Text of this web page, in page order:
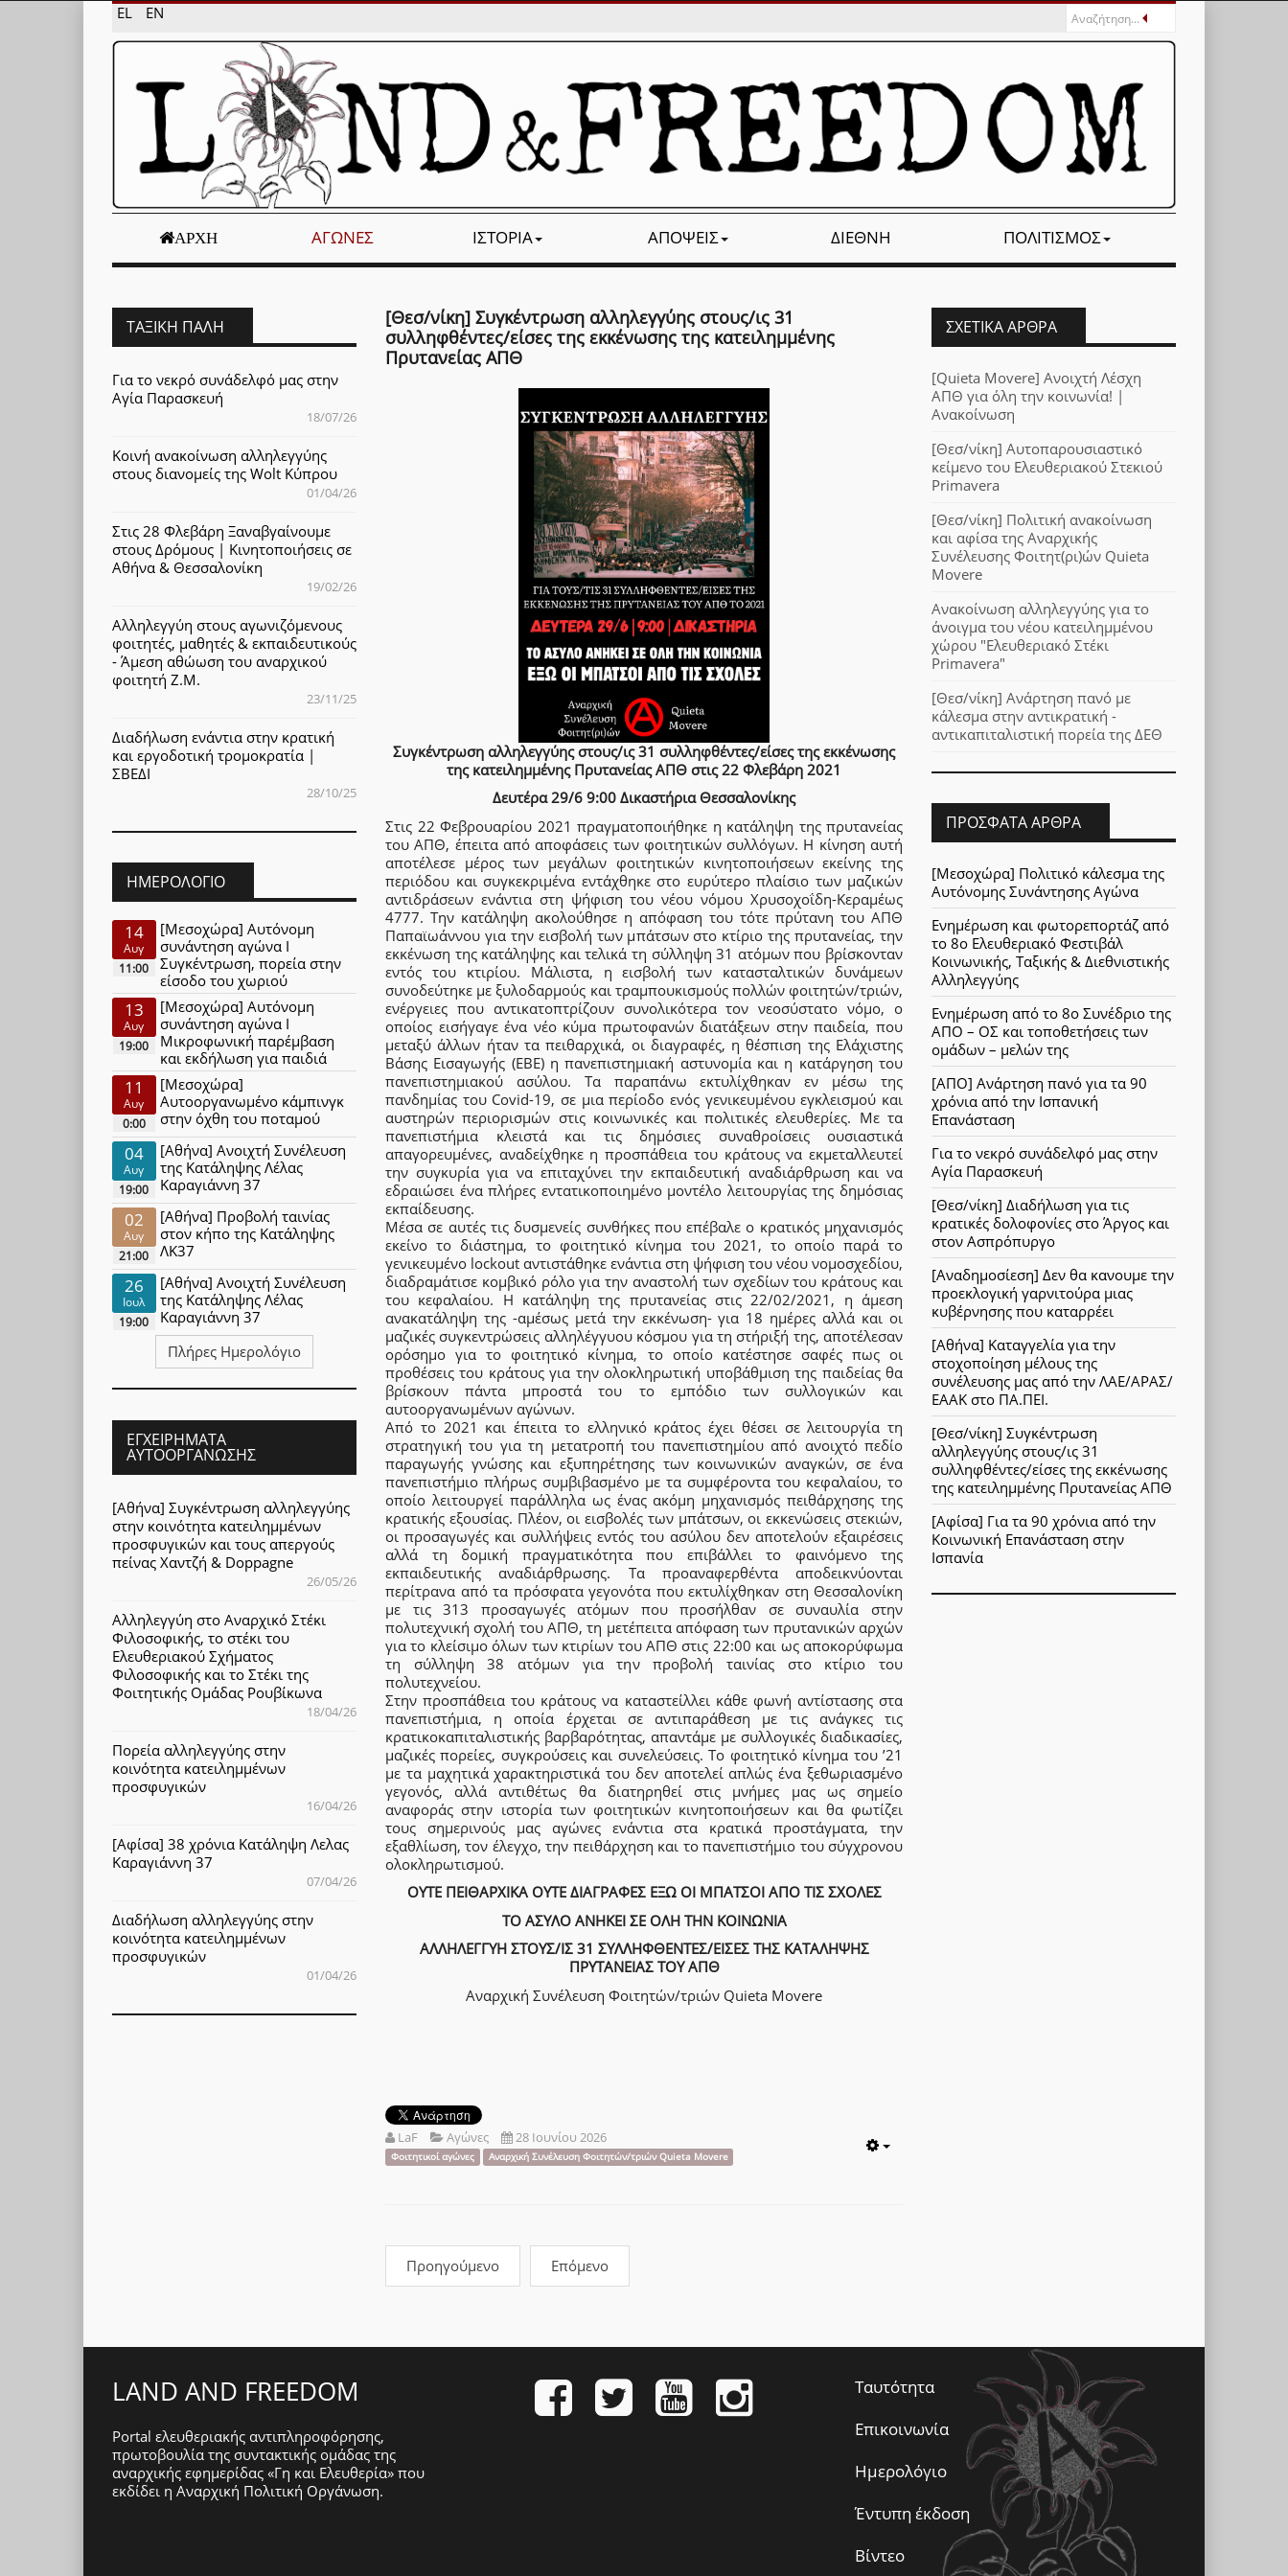
EL EN
ΑΡΧΉ ΑΓΏΝΕΣ ΙΣΤΟΡΊΑ ΑΠΌΨΕΙΣ ΔΙΕΘΝΉ ΠΟΛΙΤΙΣΜΌΣ
[Θεσ/νίκη] Συγκέντρωση αλληλεγγύης στους/ις 31
συλληφθέντες/είσες της εκκένωσης της κατειλημμένης
Πρυτανείας ΑΠΘ
Συγκέντρωση αλληλεγγύης στους/ις 31 συλληφθέντες/είσες της εκκένωσης
της κατειλημμένης Πρυτανείας ΑΠΘ στις 22 Φλεβάρη 2021
Δευτέρα 29/6 9:00 Δικαστήρια Θεσσαλονίκης
Στις 22 Φεβρουαρίου 2021 πραγματοποιήθηκε η κατάληψη της πρυτανείας
του ΑΠΘ, έπειτα από αποφάσεις των φοιτητικών συλλόγων. Η κίνηση αυτή
αποτέλεσε μέρος των μεγάλων φοιτητικών κινητοποιήσεων εκείνης της
περιόδου και συγκεκριμένα εντάχθηκε στο ευρύτερο πλαίσιο των μαζικών
αντιδράσεων ενάντια στη ψήφιση του νέου νόμου Χρυσοχοΐδη-Κεραμέως
4777. Την κατάληψη ακολούθησε η απόφαση του τότε πρύτανη του ΑΠΘ
Παπαϊωάννου για την εισβολή των μπάτσων στο κτίριο της πρυτανείας, την
εκκένωση της κατάληψης και τελικά τη σύλληψη 31 ατόμων που βρίσκονταν
εντός του κτιρίου. Μάλιστα, η εισβολή των κατασταλτικών δυνάμεων
συνοδεύτηκε με ξυλοδαρμούς και τραμπουκισμούς πολλών φοιτητών/τριών,
ενέργειες που αντικατοπτρίζουν συνολικότερα τον νεοσύστατο νόμο, ο
οποίος εισήγαγε ένα νέο κύμα πρωτοφανών διατάξεων στην παιδεία, που
μεταξύ άλλων ήταν τα πειθαρχικά, οι διαγραφές, η θέσπιση της Ελάχιστης
Βάσης Εισαγωγής (ΕΒΕ) η πανεπιστημιακή αστυνομία και η κατάργηση του
πανεπιστημιακού ασύλου. Τα παραπάνω εκτυλίχθηκαν εν μέσω της
πανδημίας του Covid-19, σε μια περίοδο ενός γενικευμένου εγκλεισμού και
αυστηρών περιορισμών στις κοινωνικές και πολιτικές ελευθερίες. Με τα
πανεπιστήμια κλειστά και τις δημόσιες συναθροίσεις ουσιαστικά
απαγορευμένες, αναδείχθηκε η προσπάθεια του κράτους να εκμεταλλευτεί
την συγκυρία για να επιταχύνει την εκπαιδευτική αναδιάρθρωση και να
εδραιώσει ένα πλήρες εντατικοποιημένο μοντέλο λειτουργίας της δημόσιας
εκπαίδευσης.
Μέσα σε αυτές τις δυσμενείς συνθήκες που επέβαλε ο κρατικός μηχανισμός
εκείνο το διάστημα, το φοιτητικό κίνημα του 2021, το οποίο παρά το
γενικευμένο lockout αντιστάθηκε ενάντια στη ψήφιση του νέου νομοσχεδίου,
διαδραμάτισε κομβικό ρόλο για την αναστολή των σχεδίων του κράτους και
του κεφαλαίου. Η κατάληψη της πρυτανείας στις 22/02/2021, η άμεση
ανακατάληψη της -αμέσως μετά την εκκένωση- για 18 ημέρες αλλά και οι
μαζικές συγκεντρώσεις αλληλέγγυου κόσμου για τη στήριξή της, αποτέλεσαν
ορόσημο για το φοιτητικό κίνημα, το οποίο κατέστησε σαφές πως οι
προθέσεις του κράτους για την ολοκληρωτική υποβάθμιση της παιδείας θα
βρίσκουν πάντα μπροστά του το εμπόδιο των συλλογικών και
αυτοοργανωμένων αγώνων.
Από το 2021 και έπειτα το ελληνικό κράτος έχει θέσει σε λειτουργία τη
στρατηγική του για τη μετατροπή του πανεπιστημίου από ανοιχτό πεδίο
παραγωγής γνώσης και εξυπηρέτησης των κοινωνικών αναγκών, σε ένα
πανεπιστήμιο πλήρως συμβιβασμένο με τα συμφέροντα του κεφαλαίου, το
οποίο λειτουργεί παράλληλα ως ένας ακόμη μηχανισμός πειθάρχησης της
κρατικής εξουσίας. Πλέον, οι εισβολές των μπάτσων, οι εκκενώσεις στεκιών,
οι προσαγωγές και συλλήψεις εντός του ασύλου δεν αποτελούν εξαιρέσεις
αλλά τη δομική πραγματικότητα που επιβάλλει το φαινόμενο της
εκπαιδευτικής αναδιάρθρωσης. Τα προαναφερθέντα αποδεικνύονται
περίτρανα από τα πρόσφατα γεγονότα που εκτυλίχθηκαν στη Θεσσαλονίκη
με τις 313 προσαγωγές ατόμων που προσήλθαν σε συναυλία στην
πολυτεχνική σχολή του ΑΠΘ, τη μετέπειτα απόφαση των πρυτανικών αρχών
για το κλείσιμο όλων των κτιρίων του ΑΠΘ στις 22:00 και ως αποκορύφωμα
τη σύλληψη 38 ατόμων για την προβολή ταινίας στο κτίριο του
πολυτεχνείου.
Στην προσπάθεια του κράτους να καταστείλλει κάθε φωνή αντίστασης στα
πανεπιστήμια, η οποία έρχεται σε αντιπαράθεση με τις ανάγκες τις
κρατικοκαπιταλιστικής βαρβαρότητας, απαντάμε με συλλογικές διαδικασίες,
μαζικές πορείες, συγκρούσεις και συνελεύσεις. Το φοιτητικό κίνημα του ’21
με τα μαχητικά χαρακτηριστικά του δεν αποτελεί απλώς ένα ξεθωριασμένο
γεγονός, αλλά αντιθέτως θα διατηρηθεί στις μνήμες μας ως σημείο
αναφοράς στην ιστορία των φοιτητικών κινητοποιήσεων και θα φωτίζει
τους σημερινούς μας αγώνες ενάντια στα κρατικά προστάγματα, την
εξαθλίωση, τον έλεγχο, την πειθάρχηση και το πανεπιστήμιο του σύγχρονου
ολοκληρωτισμού.
ΟΥΤΕ ΠΕΙΘΑΡΧΙΚΑ ΟΥΤΕ ΔΙΑΓΡΑΦΕΣ ΕΞΩ ΟΙ ΜΠΑΤΣΟΙ ΑΠΟ ΤΙΣ ΣΧΟΛΕΣ
ΤΟ ΑΣΥΛΟ ΑΝΗΚΕΙ ΣΕ ΟΛΗ ΤΗΝ ΚΟΙΝΩΝΙΑ
ΑΛΛΗΛΕΓΓΥΗ ΣΤΟΥΣ/ΙΣ 31 ΣΥΛΛΗΦΘΕΝΤΕΣ/ΕΙΣΕΣ ΤΗΣ ΚΑΤΑΛΗΨΗΣ
ΠΡΥΤΑΝΕΙΑΣ ΤΟΥ ΑΠΘ
Αναρχική Συνέλευση Φοιτητών/τριών Quieta Movere
LaF Αγώνες 28 Ιουνίου 2026
Φοιτητικοί αγώνες Αναρχική Συνέλευση Φοιτητών/τριών Quieta Movere
Προηγούμενο Επόμενο
ΤΑΞΙΚΉ ΠΆΛΗ
Για το νεκρό συνάδελφό μας στην
Αγία Παρασκευή
18/07/26
Κοινή ανακοίνωση αλληλεγγύης
στους διανομείς της Wolt Κύπρου
01/04/26
Στις 28 Φλεβάρη Ξαναβγαίνουμε
στους Δρόμους | Κινητοποιήσεις σε
Αθήνα & Θεσσαλονίκη
19/02/26
Αλληλεγγύη στους αγωνιζόμενους
φοιτητές, μαθητές & εκπαιδευτικούς
- Άμεση αθώωση του αναρχικού
φοιτητή Ζ.Μ.
23/11/25
Διαδήλωση ενάντια στην κρατική
και εργοδοτική τρομοκρατία |
ΣΒΕΔΙ
28/10/25
ΗΜΕΡΟΛΌΓΙΟ
14
Αυγ
11:00
[Μεσοχώρα] Αυτόνομη
συνάντηση αγώνα Ι
Συγκέντρωση, πορεία στην
είσοδο του χωριού
13
Αυγ
19:00
[Μεσοχώρα] Αυτόνομη
συνάντηση αγώνα Ι
Μικροφωνική παρέμβαση
και εκδήλωση για παιδιά
11
Αυγ
0:00
[Μεσοχώρα]
Αυτοοργανωμένο κάμπινγκ
στην όχθη του ποταμού
04
Αυγ
19:00
[Αθήνα] Ανοιχτή Συνέλευση
της Κατάληψης Λέλας
Καραγιάννη 37
02
Αυγ
21:00
[Αθήνα] Προβολή ταινίας
στον κήπο της Κατάληψης
ΛΚ37
26
Ιουλ
19:00
[Αθήνα] Ανοιχτή Συνέλευση
της Κατάληψης Λέλας
Καραγιάννη 37
Πλήρες Ημερολόγιο
ΕΓΧΕΙΡΉΜΑΤΑ
ΑΥΤΟΟΡΓΆΝΩΣΗΣ
[Αθήνα] Συγκέντρωση αλληλεγγύης
στην κοινότητα κατειλημμένων
προσφυγικών και τους απεργούς
πείνας Χαντζή & Doppagne
26/05/26
Αλληλεγγύη στο Αναρχικό Στέκι
Φιλοσοφικής, το στέκι του
Ελευθεριακού Σχήματος
Φιλοσοφικής και το Στέκι της
Φοιτητικής Ομάδας Ρουβίκωνα
18/04/26
Πορεία αλληλεγγύης στην
κοινότητα κατειλημμένων
προσφυγικών
16/04/26
[Αφίσα] 38 χρόνια Κατάληψη Λελας
Καραγιάννη 37
07/04/26
Διαδήλωση αλληλεγγύης στην
κοινότητα κατειλημμένων
προσφυγικών
01/04/26
ΣΧΕΤΙΚΆ ΆΡΘΡΑ
[Quieta Movere] Ανοιχτή Λέσχη
ΑΠΘ για όλη την κοινωνία! |
Ανακοίνωση
[Θεσ/νίκη] Αυτοπαρουσιαστικό
κείμενο του Ελευθεριακού Στεκιού
Primavera
[Θεσ/νίκη] Πολιτική ανακοίνωση
και αφίσα της Αναρχικής
Συνέλευσης Φοιτητ(ρι)ών Quieta
Movere
Ανακοίνωση αλληλεγγύης για το
άνοιγμα του νέου κατειλημμένου
χώρου "Ελευθεριακό Στέκι
Primavera"
[Θεσ/νίκη] Ανάρτηση πανό με
κάλεσμα στην αντικρατική -
αντικαπιταλιστική πορεία της ΔΕΘ
ΠΡΌΣΦΑΤΑ ΆΡΘΡΑ
[Μεσοχώρα] Πολιτικό κάλεσμα της
Αυτόνομης Συνάντησης Αγώνα
Ενημέρωση και φωτορεπορτάζ από
το 8ο Ελευθεριακό Φεστιβάλ
Κοινωνικής, Ταξικής & Διεθνιστικής
Αλληλεγγύης
Ενημέρωση από το 8ο Συνέδριο της
ΑΠΟ – ΟΣ και τοποθετήσεις των
ομάδων – μελών της
[ΑΠΟ] Ανάρτηση πανό για τα 90
χρόνια από την Ισπανική
Επανάσταση
Για το νεκρό συνάδελφό μας στην
Αγία Παρασκευή
[Θεσ/νίκη] Διαδήλωση για τις
κρατικές δολοφονίες στο Άργος και
στον Ασπρόπυργο
[Αναδημοσίεση] Δεν θα κανουμε την
προεκλογική γαρνιτούρα μιας
κυβέρνησης που καταρρέει
[Αθήνα] Καταγγελία για την
στοχοποίηση μέλους της
συνέλευσης μας από την ΛΑΕ/ΑΡΑΣ/
ΕΑΑΚ στο ΠΑ.ΠΕΙ.
[Θεσ/νίκη] Συγκέντρωση
αλληλεγγύης στους/ις 31
συλληφθέντες/είσες της εκκένωσης
της κατειλημμένης Πρυτανείας ΑΠΘ
[Αφίσα] Για τα 90 χρόνια από την
Κοινωνική Επανάσταση στην
Ισπανία
LAND AND FREEDOM
Portal ελευθεριακής αντιπληροφόρησης,
πρωτοβουλία της συντακτικής ομάδας της
αναρχικής εφημερίδας «Γη και Ελευθερία» που
εκδίδει η Αναρχική Πολιτική Οργάνωση.
Ταυτότητα
Επικοινωνία
Ημερολόγιο
Έντυπη έκδοση
Βίντεο